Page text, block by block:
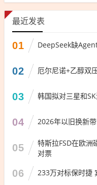
最近发表
01 DeepSeek缺
02 厄尔尼诺+乙醇双
03 韩国拟对三星和
04 2026年以旧换新
05
特斯拉FSD在欧洲
对票
06 233万对标保时捷